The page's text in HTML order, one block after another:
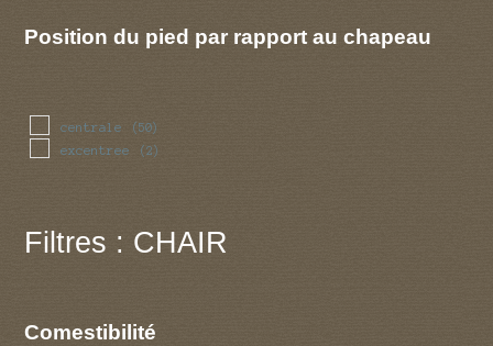
Position du pied par rapport au chapeau
centrale (50)
excentree (2)
Filtres : CHAIR
Comestibilité